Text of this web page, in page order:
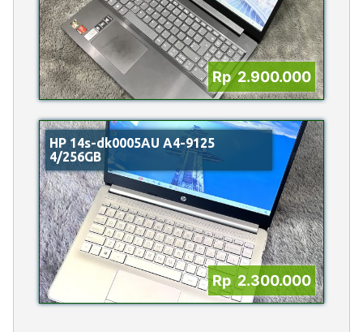
Rp 2.900.000
HP 14s-dk0005AU A4-9125
4/256GB
Rp 2.300.000